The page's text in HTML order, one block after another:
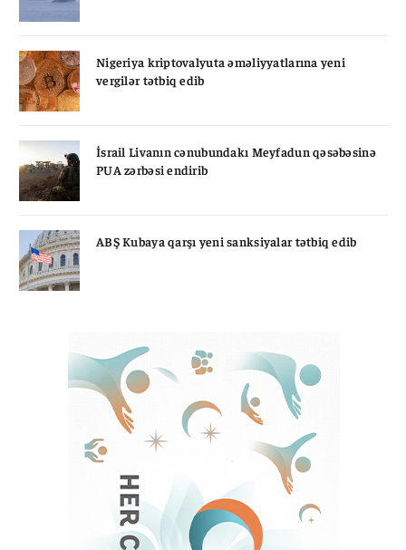
Nigeriya kriptovalyuta əməliyyatlarına yeni
vergilər tətbiq edib
İsrail Livanın cənubundakı Meyfadun qəsəbəsinə
PUA zərbəsi endirib
ABŞ Kubaya qarşı yeni sanksiyalar tətbiq edib